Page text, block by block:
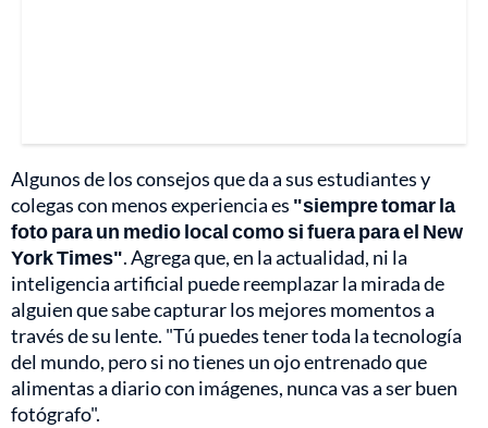
Algunos de los consejos que da a sus estudiantes y
colegas con menos experiencia es "siempre tomar la
foto para un medio local como si fuera para el New
York Times". Agrega que, en la actualidad, ni la
inteligencia artificial puede reemplazar la mirada de
alguien que sabe capturar los mejores momentos a
través de su lente. "Tú puedes tener toda la tecnología
del mundo, pero si no tienes un ojo entrenado que
alimentas a diario con imágenes, nunca vas a ser buen
fotógrafo".